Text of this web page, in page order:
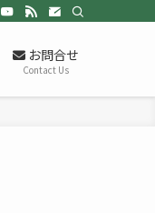
お問合せ
Contact Us